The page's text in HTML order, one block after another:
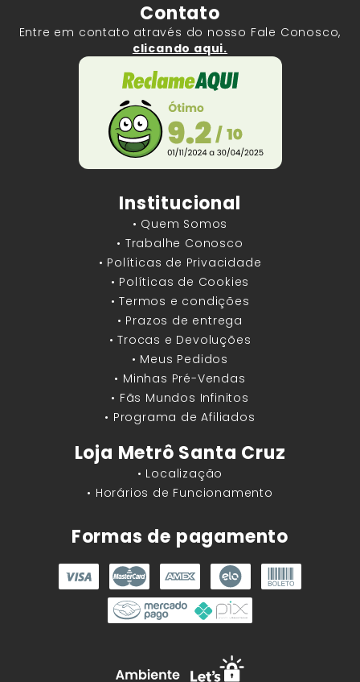
Contato
Entre em contato através do nosso Fale Conosco,
clicando aqui.
Institucional
• Quem Somos
• Trabalhe Conosco
• Políticas de Privacidade
• Políticas de Cookies
• Termos e condições
• Prazos de entrega
• Trocas e Devoluções
• Meus Pedidos
• Minhas Pré-Vendas
• Fãs Mundos Infinitos
• Programa de Afiliados
Loja Metrô Santa Cruz
• Localização
• Horários de Funcionamento
Formas de pagamento